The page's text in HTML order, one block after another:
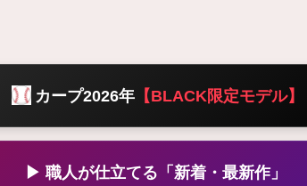
カープ2026年【BLACK限定モデル】
▶ 職人が仕立てる「新着・最新作」